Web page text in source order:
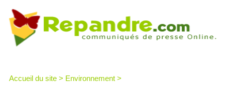
Accueil du site > Environnement >